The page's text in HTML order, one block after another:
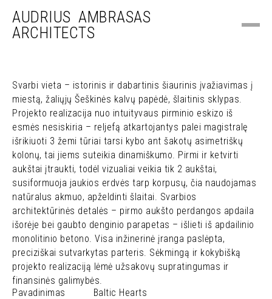
AUDRIUS AMBRASAS
ARCHITECTS
Svarbi vieta – istorinis ir dabartinis šiaurinis įvažiavimas į
miestą, žaliųjų Šeškinės kalvų papėdė, šlaitinis sklypas.
Projekto realizacija nuo intuityvaus pirminio eskizo iš
esmės nesiskiria – reljefą atkartojantys palei magistralę
išrikiuoti 3 žemi tūriai tarsi kybo ant šakotų asimetriškų
kolonų, tai jiems suteikia dinamiškumo. Pirmi ir ketvirti
aukštai įtraukti, todėl vizualiai veikia tik 2 aukštai,
susiformuoja jaukios erdvės tarp korpusų, čia naudojamas
natūralus akmuo, apželdinti šlaitai. Svarbios
architektūrinės detalės – pirmo aukšto perdangos apdaila
išorėje bei gaubto denginio parapetas – išlieti iš apdailinio
monolitinio betono. Visa inžinerinė įranga paslėpta,
preciziškai sutvarkytas parteris. Sėkmingą ir kokybišką
projekto realizaciją lėmė užsakovų supratingumas ir
finansinės galimybės.
Pavadinimas
Baltic Hearts